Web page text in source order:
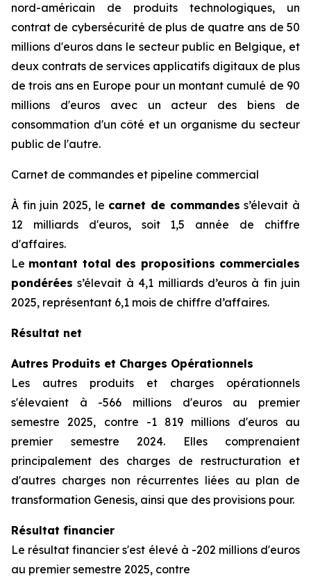
nord-américain de produits technologiques, un
contrat de cybersécurité de plus de quatre ans de 50
millions d'euros dans le secteur public en Belgique, et
deux contrats de services applicatifs digitaux de plus
de trois ans en Europe pour un montant cumulé de 90
millions d'euros avec un acteur des biens de
consommation d'un côté et un organisme du secteur
public de l'autre.
Carnet de commandes et pipeline commercial
À fin juin 2025, le carnet de commandes s’élevait à
12 milliards d'euros, soit 1,5 année de chiffre
d'affaires.
Le montant total des propositions commerciales
pondérées s’élevait à 4,1 milliards d’euros à fin juin
2025, représentant 6,1 mois de chiffre d’affaires.
Résultat net
Autres Produits et Charges Opérationnels
Les autres produits et charges opérationnels
s'élevaient à -566 millions d'euros au premier
semestre 2025, contre -1 819 millions d'euros au
premier semestre 2024. Elles comprenaient
principalement des charges de restructuration et
d'autres charges non récurrentes liées au plan de
transformation Genesis, ainsi que des provisions pour.
Résultat financier
Le résultat financier s'est élevé à -202 millions d'euros
au premier semestre 2025, contre